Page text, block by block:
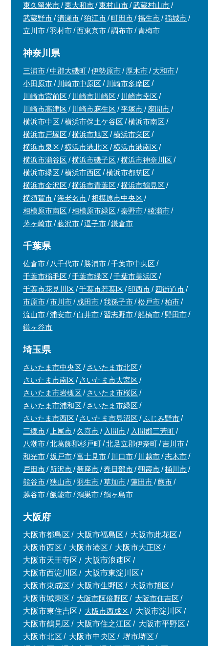
東久留米市
東大和市 東村山市
武蔵村山市
武蔵野市
清瀬市 狛江市 町田市 福生市
稲城市
立川市
羽村市 西東京市 調布市 青梅市
神奈川県
三浦市 中郡大磯町 伊勢原市 厚木市
大和市
小田原市
川崎市中原区
川崎市多摩区
川崎市宮前区
川崎市川崎区
川崎市幸区
川崎市高津区
川崎市麻生区 平塚市
座間市
横浜市中区
横浜市保土ケ谷区
横浜市南区
横浜市戸塚区
横浜市旭区
横浜市栄区
横浜市泉区
横浜市港北区
横浜市港南区
横浜市瀬谷区
横浜市磯子区
横浜市神奈川区
横浜市緑区
横浜市西区
横浜市都筑区
横浜市金沢区
横浜市青葉区
横浜市鶴見区
横須賀市
海老名市
相模原市中央区
相模原市南区
相模原市緑区 秦野市
綾瀬市
茅ヶ崎市
藤沢市 逗子市 鎌倉市
千葉県
佐倉市 八千代市 勝浦市
千葉市中央区
千葉市稲毛区
千葉市緑区
千葉市美浜区
千葉市花見川区
千葉市若葉区 印西市
四街道市
市原市
市川市 成田市 我孫子市 松戸市
柏市
流山市
浦安市 白井市 習志野市 船橋市
野田市
鎌ヶ谷市
埼玉県
さいたま市中央区
さいたま市北区
さいたま市南区
さいたま市大宮区
さいたま市岩槻区
さいたま市桜区
さいたま市浦和区
さいたま市緑区
さいたま市西区
さいたま市見沼区
ふじみ野市
三郷市
上尾市 久喜市 入間市
入間郡三芳町
八潮市
北葛飾郡杉戸町 北足立郡伊奈町
吉川市
和光市
坂戸市 富士見市 川口市 川越市
志木市
戸田市
所沢市 新座市 春日部市 朝霞市
桶川市
熊谷市
狭山市 羽生市 草加市 蓮田市
蕨市
越谷市
飯能市 鴻巣市 鶴ヶ島市
大阪府
大阪市都島区 大阪市福島区
大阪市此花区
大阪市西区
大阪市港区
大阪市大正区
大阪市天王寺区
大阪市浪速区
大阪市西淀川区
大阪市東淀川区
大阪市東成区
大阪市生野区
大阪市旭区
大阪市城東区
大阪市阿倍野区
大阪市住吉区
大阪市東住吉区
大阪市西成区
大阪市淀川区
大阪市鶴見区
大阪市住之江区
大阪市平野区
大阪市北区
大阪市中央区
堺市堺区